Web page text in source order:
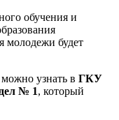
обучения и
молодежи будет
узнать в ГКУ
№ 1, который